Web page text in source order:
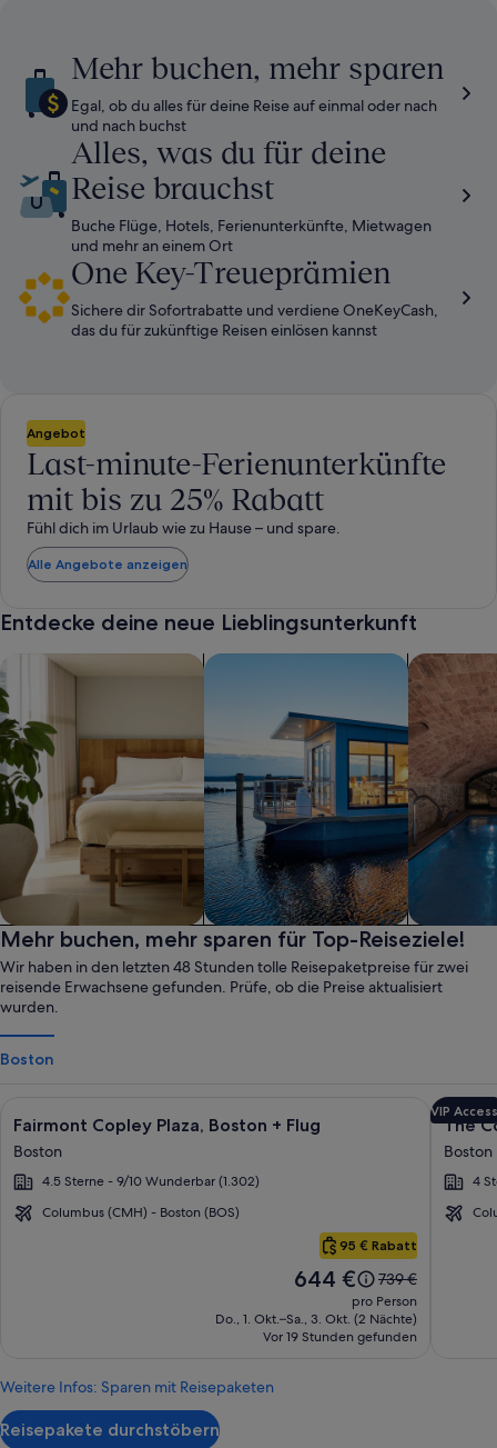
Mehr buchen, mehr sparen
Egal, ob du alles für deine Reise auf einmal oder nach
und nach buchst
Alles, was du für deine
Reise brauchst
Buche Flüge, Hotels, Ferienunterkünfte, Mietwagen
und mehr an einem Ort
One Key-Treueprämien
Sichere dir Sofortrabatte und verdiene OneKeyCash,
das du für zukünftige Reisen einlösen kannst
Angebot
Last-minute-Ferienunterkünfte
mit bis zu 25% Rabatt
Fühl dich im Urlaub wie zu Hause – und spare.
Alle Angebote anzeigen
Entdecke deine neue Lieblingsunterkunft
Aparthotel
Suche nach Aparthotels
Hausboot
Suche nach Hausbooten
Wellness
Suche
Mehr buchen, mehr sparen für Top-Reiseziele!
Wir haben in den letzten 48 Stunden tolle Reisepaketpreise für zwei
reisende Erwachsene gefunden. Prüfe, ob die Preise aktualisiert
wurden.
Boston
für
Fairmont
Copley
Plaza,
Fairmont Copley Plaza, Boston + Flug
Boston
4.5 Sterne - 9/10 Wunderbar (1.302)
Columbus (CMH) - Boston (BOS)
95 € Rabatt
Der
beträgt
644 €.
644 €
Der
alte
Preis
war
739 €
pro Person
Do., 1. Okt.–Sa., 3. Okt. (2 Nächte)
Vor 19 Stunden gefunden
Durch Klicken erhältst du weitere Informationen zu Fairmont
für
The
Hotel
VIP Access
The
Boston
4
Durch
Reisepakete durchstöbern
Weitere Infos: Sparen mit Reisepaketen